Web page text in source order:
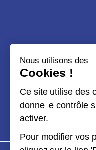
Nous utilisons des
Cookies !
Ce site utilise des
donne le contrôle
activer.
Pour modifier vos